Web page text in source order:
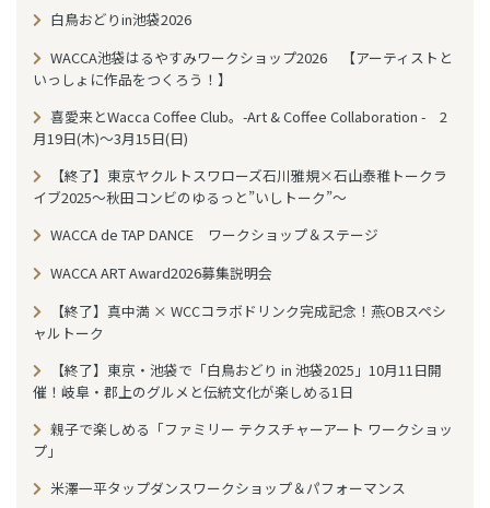
白鳥おどりin池袋2026
WACCA池袋はるやすみワークショップ2026 【アーティストと
いっしょに作品をつくろう！】
喜愛来とWacca Coffee Club。-Art & Coffee Collaboration - 2
月19日(木)～3月15日(日)
【終了】東京ヤクルトスワローズ石川雅規×石山泰稚トークラ
イブ2025〜秋田コンビのゆるっと”いしトーク”〜
WACCA de TAP DANCE ワークショップ＆ステージ
WACCA ART Award2026募集説明会
【終了】真中満 × WCCコラボドリンク完成記念！燕OBスペシ
ャルトーク
【終了】東京・池袋で「白鳥おどり in 池袋2025」10月11日開
催！岐阜・郡上のグルメと伝統文化が楽しめる1日
親子で楽しめる「ファミリー テクスチャーアート ワークショッ
プ」
米澤一平タップダンスワークショップ＆パフォーマンス